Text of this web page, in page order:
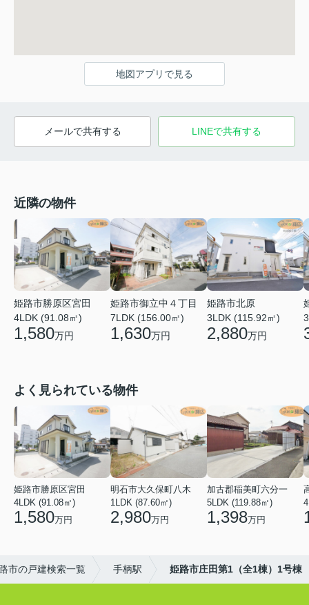
地図アプリで見る
メールで共有する LINEで共有する
近隣の物件
姫路市勝原区宮田
4LDK (91.08㎡)
1,580万円
姫路市御立中４丁目
7LDK (156.00㎡)
1,630万円
姫路市北原
3LDK (115.92㎡)
2,880万円
よく見られている物件
姫路市勝原区宮田
4LDK (91.08㎡)
1,580万円
明石市大久保町八木
1LDK (87.60㎡)
2,980万円
加古郡稲美町六分一
5LDK (119.88㎡)
1,398万円
市の戸建検索一覧 手柄駅 姫路市庄田第1（全1棟）1号棟